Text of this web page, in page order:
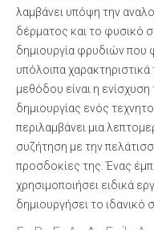
λαμβάνει υπόψη την
δέρματος και το φυσικό
δημιουργία φρυδιών που
υπόλοιπα
μεθόδου είναι η
δημιουργίας ενός
περιλαμβάνει μια
συζήτηση με την
προσδοκίες της. Ένας
χρησιμοποιήσει ειδικά
δημιουργήσει το ιδανικό